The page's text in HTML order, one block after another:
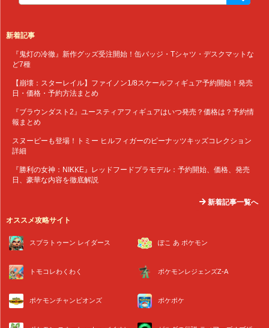
新着記事
『鬼灯の冷徹』新作グッズ受注開始！缶バッジ・Tシャツ・デスクマットな
ど7種
【崩壊：スターレイル】ファイノン1/8スケールフィギュア予約開始！発売
日・価格・予約方法まとめ
『ブラウンダスト2』ユースティアフィギュアはいつ発売？価格は？予約情
報まとめ
スヌーピーも登場！トミー ヒルフィガーのピーナッツキッズコレクション
詳細
『勝利の女神：NIKKE』レッドフードプラモデル：予約開始、価格、発売
日、豪華な内容を徹底解説
新着記事一覧へ
オススメ攻略サイト
スプラトゥーン レイダース ぽこ あ ポケモン
トモコレわくわく ポケモンレジェンズZ-A
ポケモンチャンピオンズ ポケポケ